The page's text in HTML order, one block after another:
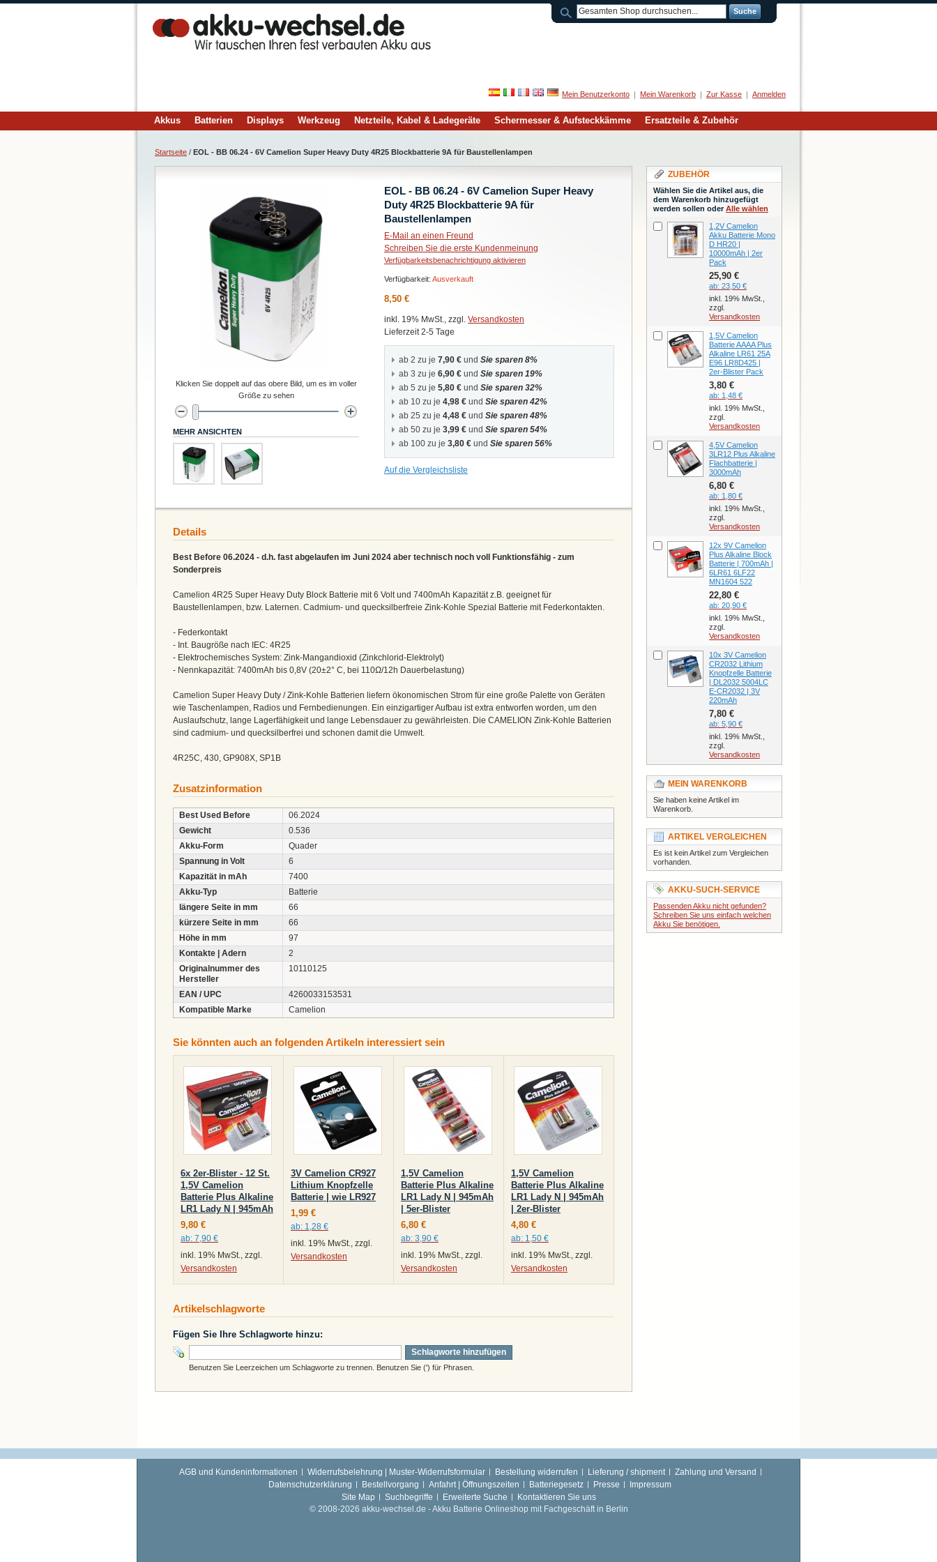
Suche
Mein Benutzerkonto Mein Warenkorb Zur Kasse Anmelden
Akkus Batterien Displays Werkzeug Netzteile, Kabel & Ladegeräte Schermesser & Aufsteckkämme Ersatzteile & Zubehör
Startseite / EOL - BB 06.24 - 6V Camelion Super Heavy Duty 4R25 Blockbatterie 9A für Baustellenlampen
EOL - BB 06.24 - 6V Camelion Super Heavy
Duty 4R25 Blockbatterie 9A für
Baustellenlampen
E-Mail an einen Freund
Schreiben Sie die erste Kundenmeinung
Verfügbarkeitsbenachrichtigung aktivieren
Verfügbarkeit: Ausverkauft
8,50 €
inkl. 19% MwSt., zzgl. Versandkosten
Lieferzeit 2-5 Tage
ab 2 zu je 7,90 € und Sie sparen 8%
ab 3 zu je 6,90 € und Sie sparen 19%
ab 5 zu je 5,80 € und Sie sparen 32%
ab 10 zu je 4,98 € und Sie sparen 42%
ab 25 zu je 4,48 € und Sie sparen 48%
ab 50 zu je 3,99 € und Sie sparen 54%
ab 100 zu je 3,80 € und Sie sparen 56%
Auf die Vergleichsliste
Klicken Sie doppelt auf das obere Bild, um es im voller
Größe zu sehen
MEHR ANSICHTEN
Details
Best Before 06.2024 - d.h. fast abgelaufen im Juni 2024 aber technisch noch voll Funktionsfähig - zum
Sonderpreis
Camelion 4R25 Super Heavy Duty Block Batterie mit 6 Volt und 7400mAh Kapazität z.B. geeignet für
Baustellenlampen, bzw. Laternen. Cadmium- und quecksilberfreie Zink-Kohle Spezial Batterie mit Federkontakten.
- Federkontakt
- Int. Baugröße nach IEC: 4R25
- Elektrochemisches System: Zink-Mangandioxid (Zinkchlorid-Elektrolyt)
- Nennkapazität: 7400mAh bis 0,8V (20±2° C, bei 110Ω/12h Dauerbelastung)
Camelion Super Heavy Duty / Zink-Kohle Batterien liefern ökonomischen Strom für eine große Palette von Geräten
wie Taschenlampen, Radios und Fernbedienungen. Ein einzigartiger Aufbau ist extra entworfen worden, um den
Auslaufschutz, lange Lagerfähigkeit und lange Lebensdauer zu gewährleisten. Die CAMELION Zink-Kohle Batterien
sind cadmium- und quecksilberfrei und schonen damit die Umwelt.
4R25C, 430, GP908X, SP1B
Zusatzinformation
Best Used Before
06.2024
Gewicht
0.536
Akku-Form
Quader
Spannung in Volt
6
Kapazität in mAh
7400
Akku-Typ
Batterie
längere Seite in mm
66
kürzere Seite in mm
66
Höhe in mm
97
Kontakte | Adern
2
Originalnummer des
Hersteller
10110125
EAN / UPC
4260033153531
Kompatible Marke
Camelion
Sie könnten auch an folgenden Artikeln interessiert sein
6x 2er-Blister - 12 St.
1,5V Camelion
Batterie Plus Alkaline
LR1 Lady N | 945mAh
9,80 €
ab: 7,90 €
inkl. 19% MwSt., zzgl.
Versandkosten
3V Camelion CR927
Lithium Knopfzelle
Batterie | wie LR927
1,99 €
ab: 1,28 €
inkl. 19% MwSt., zzgl.
Versandkosten
1,5V Camelion
Batterie Plus Alkaline
LR1 Lady N | 945mAh
| 5er-Blister
6,80 €
ab: 3,90 €
inkl. 19% MwSt., zzgl.
Versandkosten
1,5V Camelion
Batterie Plus Alkaline
LR1 Lady N | 945mAh
| 2er-Blister
4,80 €
ab: 1,50 €
inkl. 19% MwSt., zzgl.
Versandkosten
Artikelschlagworte
Fügen Sie Ihre Schlagworte hinzu:
Schlagworte hinzufügen
Benutzen Sie Leerzeichen um Schlagworte zu trennen. Benutzen Sie (') für Phrasen.
ZUBEHÖR
Wählen Sie die Artikel aus, die
dem Warenkorb hinzugefügt
werden sollen oderAlle wählen
1,2V Camelion
Akku Batterie Mono
D HR20 |
10000mAh | 2er
Pack
25,90 €
ab: 23,50 €
inkl. 19% MwSt.,
zzgl.
Versandkosten
1,5V Camelion
Batterie AAAA Plus
Alkaline LR61 25A
E96 LR8D425 |
2er-Blister Pack
3,80 €
ab: 1,48 €
inkl. 19% MwSt.,
zzgl.
Versandkosten
4,5V Camelion
3LR12 Plus Alkaline
Flachbatterie |
3000mAh
6,80 €
ab: 1,80 €
inkl. 19% MwSt.,
zzgl.
Versandkosten
12x 9V Camelion
Plus Alkaline Block
Batterie | 700mAh |
6LR61 6LF22
MN1604 522
22,80 €
ab: 20,90 €
inkl. 19% MwSt.,
zzgl.
Versandkosten
10x 3V Camelion
CR2032 Lithium
Knopfzelle Batterie
| DL2032 5004LC
E-CR2032 | 3V
220mAh
7,80 €
ab: 5,90 €
inkl. 19% MwSt.,
zzgl.
Versandkosten
MEIN WARENKORB
Sie haben keine Artikel im
Warenkorb.
ARTIKEL VERGLEICHEN
Es ist kein Artikel zum Vergleichen
vorhanden.
AKKU-SUCH-SERVICE
Passenden Akku nicht gefunden?
Schreiben Sie uns einfach welchen
Akku Sie benötigen.
AGB und Kundeninformationen Widerrufsbelehrung | Muster-Widerrufsformular Bestellung widerrufen Lieferung / shipment
Zahlung und Versand
Datenschutzerklärung
Bestellvorgang Anfahrt | Öffnungszeiten Batteriegesetz Presse
Impressum
Site Map
Suchbegriffe Erweiterte Suche
Kontaktieren Sie uns
© 2008-2026 akku-wechsel.de - Akku Batterie Onlineshop mit Fachgeschäft in Berlin